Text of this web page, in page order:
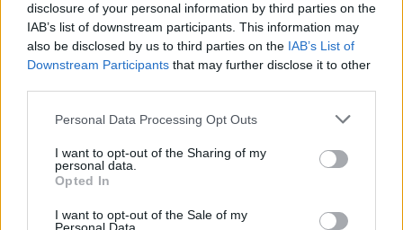
disclosure of your personal information by third parties on the
IAB’s list of downstream participants. This information may
also be disclosed by us to third parties on the IAB’s List of
Downstream Participants that may further disclose it to other
Please note that this website/app uses one or more Google
not limited to your visit or usage behaviour. You may click to
grant or deny consent to Google and its third-party tags to
use your data for below specified purposes in below Google
consent section.
Personal Data Processing Opt Outs
I want to opt-out of the Sharing of my
personal data.
Opted In
I want to opt-out of the Sale of my
Horoskopi 8. augustam.
Šodien centies neļaut
emocijām pārāk spēcīgi